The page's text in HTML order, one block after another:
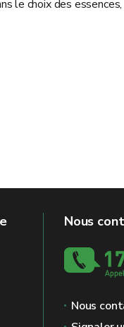
le choix des
Nous
Nous